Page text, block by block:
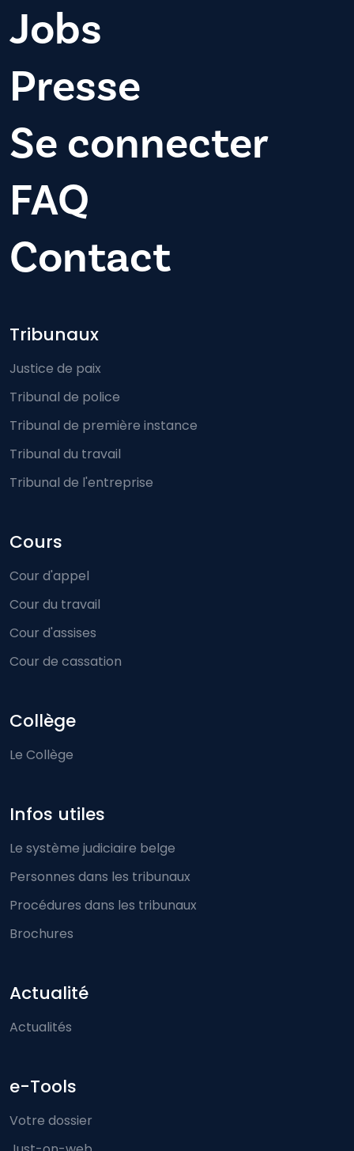
Jobs
Presse
Se connecter
FAQ
Contact
Footer-menu
Tribunaux
Justice de paix
Tribunal de police
Tribunal de première instance
Tribunal du travail
Tribunal de l'entreprise
Cours
Cour d'appel
Cour du travail
Cour d'assises
Cour de cassation
Collège
Le Collège
Infos utiles
Le système judiciaire belge
Personnes dans les tribunaux
Procédures dans les tribunaux
Brochures
Actualité
Actualités
e-Tools
Votre dossier